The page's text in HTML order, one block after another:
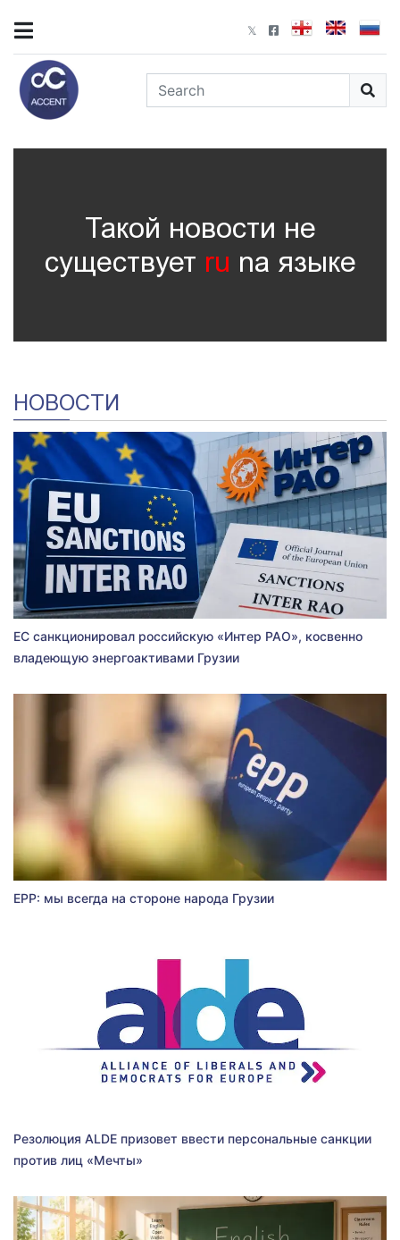
Такой новости не
существует ru nа языке
НОВОСТИ
ЕС санкционировал российскую «Интер РАО», косвенно
владеющую энергоактивами Грузии
EPP: мы всегда на стороне народа Грузии
Резолюция ALDE призовет ввести персональные санкции
против лиц «Мечты»